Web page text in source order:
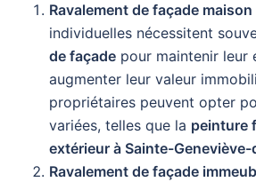
Ravalement de façade maison
individuelles nécessitent
de façade pour maintenir leur
augmenter leur valeur
propriétaires peuvent opter
variées, telles que la peinture
extérieur à Sainte-
Ravalement de façade